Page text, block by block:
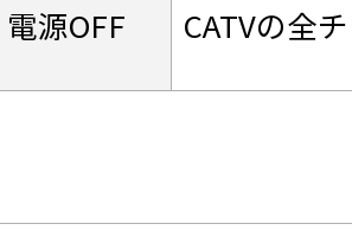
電源OFF CATVの全